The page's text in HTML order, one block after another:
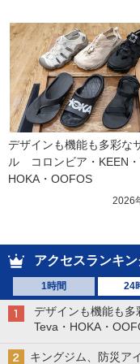
デザインも機能も多彩な
ル　コロンビア・KEEN・
HOKA・OOFOS
2026
アクセスランキン
1時間 24
デザインも機能も
Teva・HOKA・
キングジム、防災ア